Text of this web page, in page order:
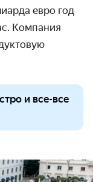
евро год
Компания
и все-все